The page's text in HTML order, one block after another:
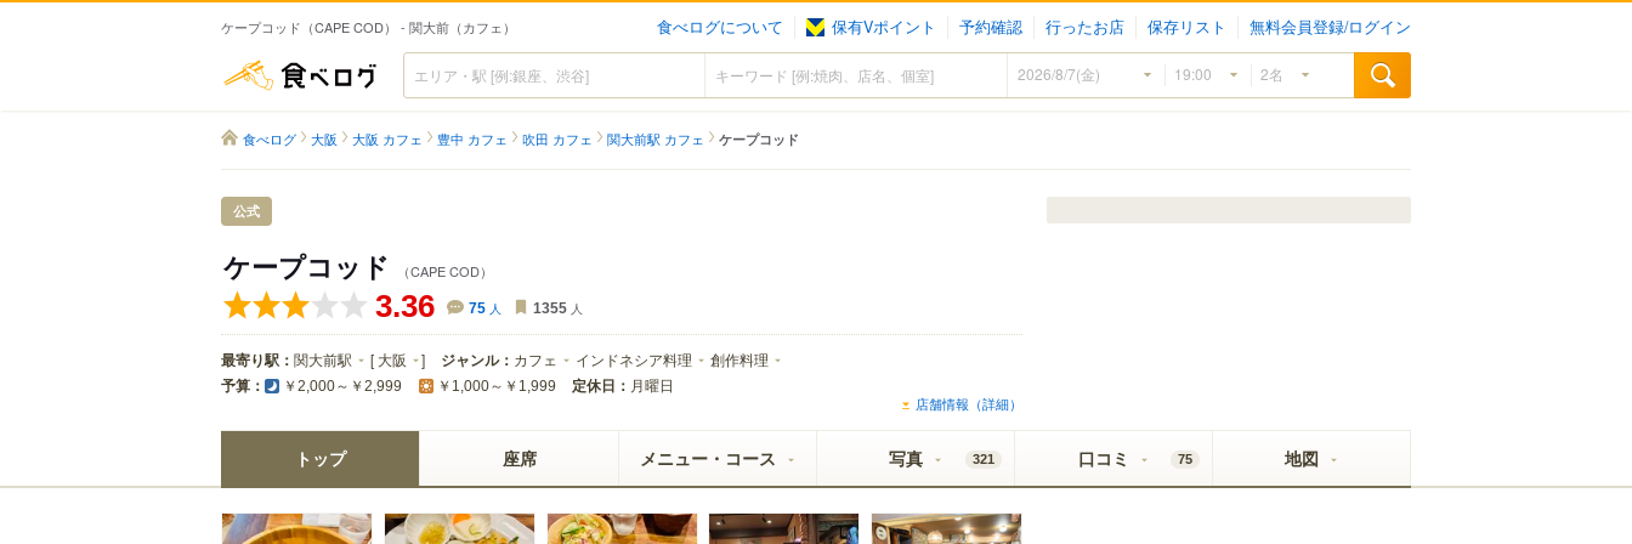
ケープコッド（CAPE COD） - 関大前（カフェ） 食べログについて 保有Vポイント 予約確認 行ったお店 保存リスト 無料会員登録/ログイン
食べログ
食べログ 大阪 大阪 カフェ 豊中 カフェ 吹田 カフェ 関大前駅 カフェ ケープコッド
公式
ケープコッド （CAPE COD）
3.36 75 人 1355 人
最寄り駅： 関大前駅 [ 大阪 ] ジャンル： カフェ インドネシア料理 創作料理
予算： ￥2,000～￥2,999 ￥1,000～￥1,999 定休日： 月曜日
店舗情報（詳細）
トップ 座席 メニュー・コース 写真 321 口コミ 75 地図